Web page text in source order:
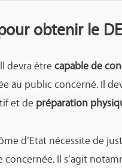
obtenir le
devra êtrecapable de
au public concerné. Il
et de préparation
d’Etat nécessite de
Il s’agit